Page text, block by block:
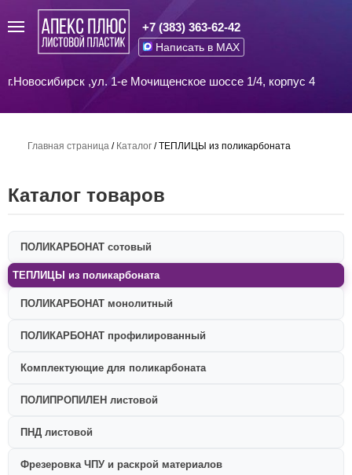
+7 (383) 363-62-42
Написать в MAX
г.Новосибирск ,ул. 1-е Мочищенское шоссе 1/4, корпус 4
Главная страница / Каталог /ТЕПЛИЦЫ из поликарбоната
Каталог товаров
ПОЛИКАРБОНАТ сотовый
ТЕПЛИЦЫ из поликарбоната
ПОЛИКАРБОНАТ монолитный
ПОЛИКАРБОНАТ профилированный
Комплектующие для поликарбоната
ПОЛИПРОПИЛЕН листовой
ПНД листовой
Фрезеровка ЧПУ и раскрой материалов